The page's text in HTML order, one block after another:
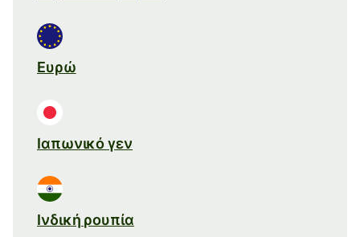
Ευρώ
Ιαπωνικό γεν
Ινδική ρουπία